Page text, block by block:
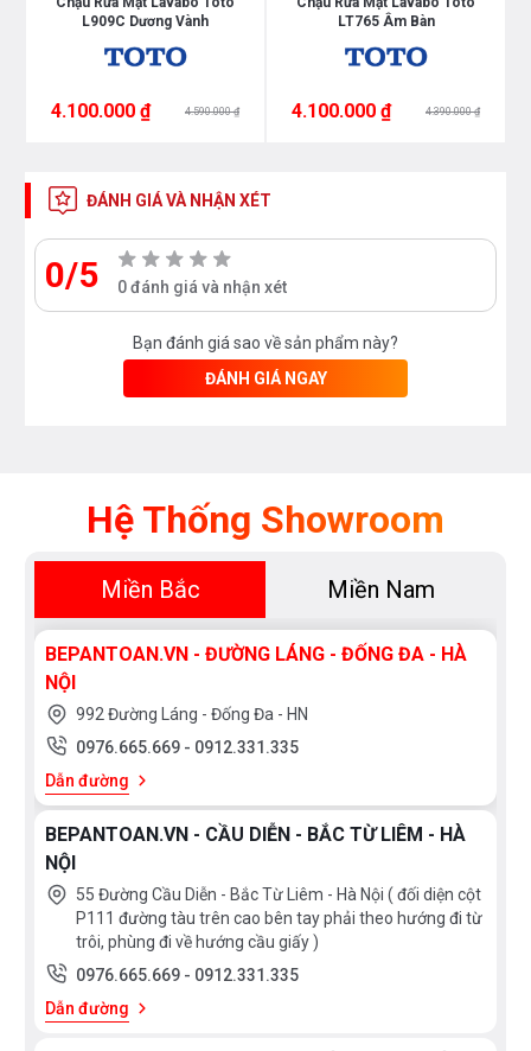
từ các nhân viên bán hàng của chúng tôi
L909C Dương Vành
4.100.000 ₫ 4.590.000 ₫
LT765 Âm Bàn
4.100.000 ₫ 4.390.000 ₫
ĐÁNH GIÁ VÀ NHẬN XÉT
0/5 0 đánh giá và nhận xét
Bạn đánh giá sao về sản phẩm này?
ĐÁNH GIÁ NGAY
Hệ Thống Showroom
Miền Bắc Miền Nam
BEPANTOAN.VN - ĐƯỜNG LÁNG - ĐỐNG ĐA - HÀ
NỘI
992 Đường Láng - Đống Đa - HN
0976.665.669 - 0912.331.335
Dẫn đường
BEPANTOAN.VN - CẦU DIỄN - BẮC TỪ LIÊM - HÀ
NỘI
55 Đường Cầu Diễn - Bắc Từ Liêm - Hà Nội ( đối diện cột
P111 đường tàu trên cao bên tay phải theo hướng đi từ
trôi, phùng đi về hướng cầu giấy )
0976.665.669 - 0912.331.335
Dẫn đường